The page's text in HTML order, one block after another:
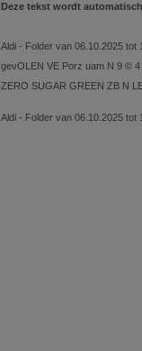
Deze tekst wordt
Aldi - Folder van 06.10.2025 tot
gevOLEN VE Porz uam N 9 © 4
ZERO SUGAR GREEN ZB N
Aldi - Folder van 06.10.2025 tot